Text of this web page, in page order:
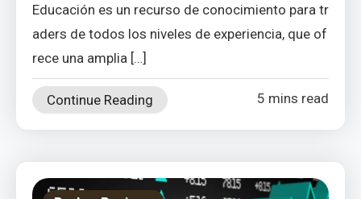
Educación es un recurso de conocimiento para tr
aders de todos los niveles de experiencia, que of
rece una amplia […]
Continue Reading 5 mins read